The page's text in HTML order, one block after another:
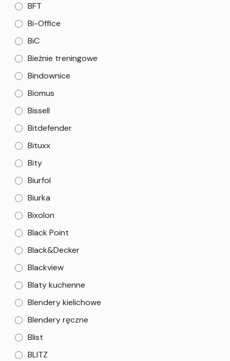
BFT
Bi-Office
BiC
Bieżnie treningowe
Bindownice
Biomus
Bissell
Bitdefender
Bituxx
Bity
Biurfol
Biurka
Bixolon
Black Point
Black&Decker
Blackview
Blaty kuchenne
Blendery kielichowe
Blendery ręczne
Blist
BLITZ